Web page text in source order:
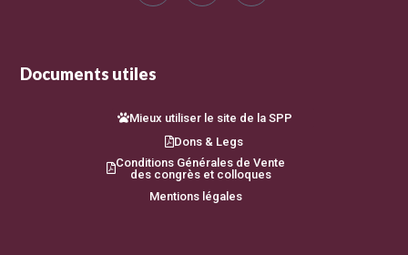
Documents utiles
Mieux utiliser le site de la SPP
Dons & Legs
Conditions Générales de Vente
des congrès et colloques
Mentions légales